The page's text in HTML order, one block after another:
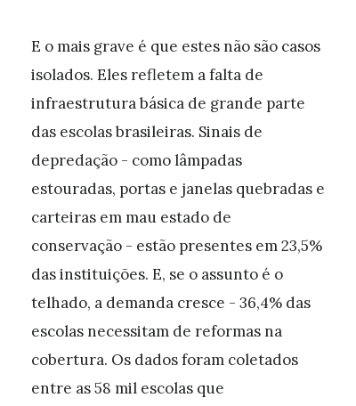
E o mais grave é que estes não são casos
isolados. Eles refletem a falta de
infraestrutura básica de grande parte
das escolas brasileiras. Sinais de
depredação - como lâmpadas
estouradas, portas e janelas quebradas e
carteiras em mau estado de
conservação - estão presentes em 23,5%
das instituições. E, se o assunto é o
telhado, a demanda cresce - 36,4% das
escolas necessitam de reformas na
cobertura. Os dados foram coletados
entre as 58 mil escolas que